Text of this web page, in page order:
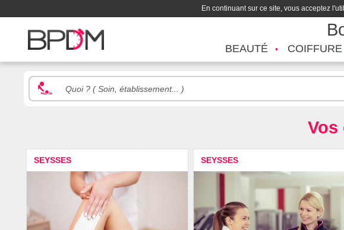
En continuant sur ce site, vous acceptez
BEAUTÉ COIFFURE
Vos
SEYSSES SEYSSES